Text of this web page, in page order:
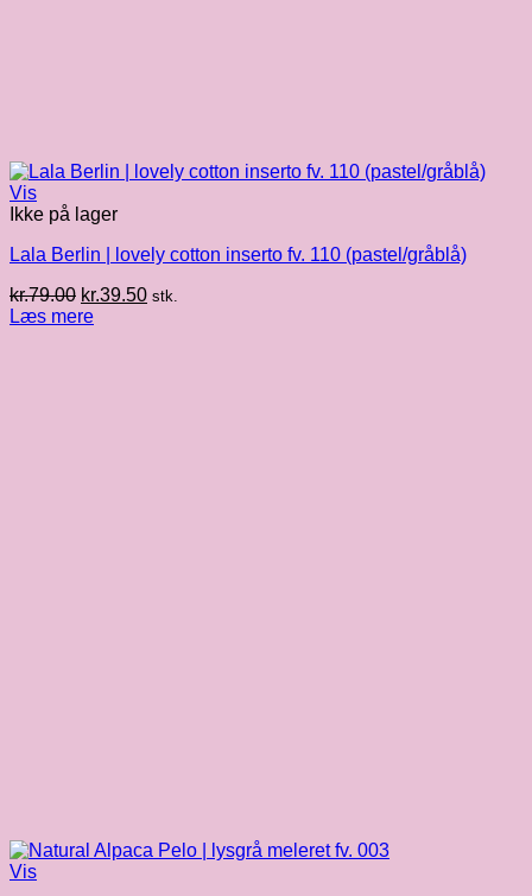
Vis
Ikke på lager
Lala Berlin | lovely cotton inserto fv. 110 (pastel/gråblå)
kr.79.00 Den
oprindelige
kr.39.50Den
stk.
Læs mere
Vis